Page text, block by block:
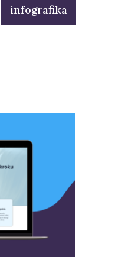
infografika